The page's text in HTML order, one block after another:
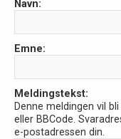
Navn:
Emne:
Meldingstekst:
Denne meldingen vil
eller BBCode.
e-postadressen din.